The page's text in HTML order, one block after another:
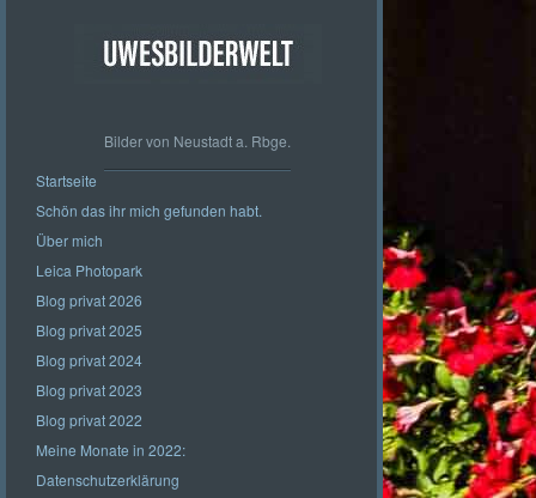
Bilder von Neustadt a. Rbge.
Startseite
Schön das ihr mich gefunden habt.
Über mich
Leica Photopark
Blog privat 2026
Blog privat 2025
Blog privat 2024
Blog privat 2023
Blog privat 2022
Meine Monate in 2022:
Datenschutzerklärung